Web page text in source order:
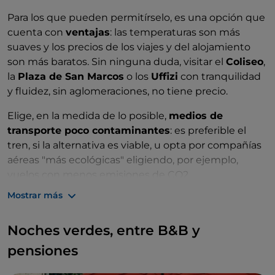
Para los que pueden permitírselo, es una opción que
cuenta con ventajas: las temperaturas son más
suaves y los precios de los viajes y del alojamiento
son más baratos. Sin ninguna duda, visitar el Coliseo,
la Plaza de San Marcos o los Uffizi con tranquilidad
y fluidez, sin aglomeraciones, no tiene precio.
Elige, en la medida de lo posible, medios de
transporte poco contaminantes: es preferible el
tren, si la alternativa es viable, u opta por compañías
aéreas "más ecológicas" eligiendo, por ejemplo,
Una vez hayas llegado, desplázate utilizando
eléctricos. Casi todas las ciudades italianas ofrecen ya
medios de
sostenibilidad con los beneficios para la salud
iniciándote en elsenderismo urbano: explora los
Mostrar más
Noches verdes, entre B&B y
pensiones